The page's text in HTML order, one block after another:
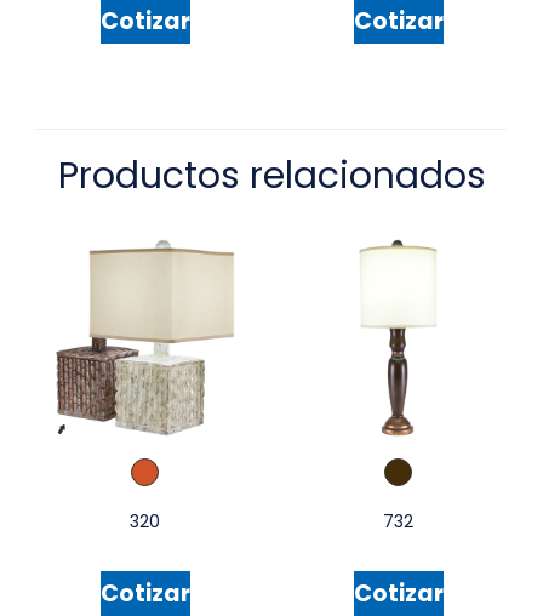
Cotizar Cotizar
Productos relacionados
320
Cotizar
732
Cotizar